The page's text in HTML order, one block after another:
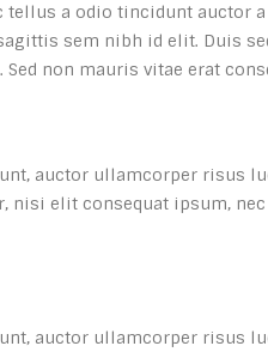
a odio tincidunt auctor
sem nibh id elit. Duis
non mauris vitae erat
auctor ullamcorper risus
elit consequat ipsum,
auctor ullamcorper risus